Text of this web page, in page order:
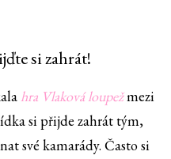
si zahrát!
hra Vlaková loupežmezi
si přijde zahrát tým,
své kamarády. Často si